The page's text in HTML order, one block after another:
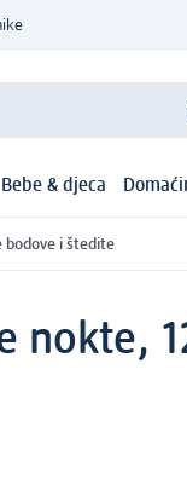
Bebe & djeca
i štedite
nokte,